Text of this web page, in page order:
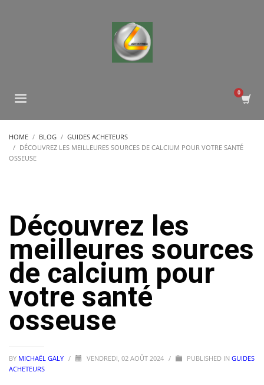
HOME BLOG
GUIDES ACHETEURS
DÉCOUVREZ LES MEILLEURES SOURCES DE CALCIUM POUR VOTRE SANTÉ
OSSEUSE
Découvrez les
meilleures sources
de calcium pour
votre santé
osseuse
BY MICHAËL GALY / VENDREDI, 02 AOÛT 2024 / PUBLISHED IN GUIDES
ACHETEURS